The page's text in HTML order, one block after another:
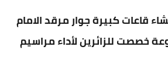
قاعات كبيرة جوار مرقد الامام
خصصت للزائرين لأداء مراسيم